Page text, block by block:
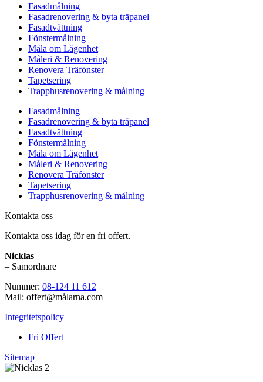
Fasadmålning
Fasadrenovering & byta träpanel
Fasadtvättning
Fönstermålning
Måla om Lägenhet
Måleri & Renovering
Renovera Träfönster
Tapetsering
Trapphusrenovering & målning
Fasadmålning
Fasadrenovering & byta träpanel
Fasadtvättning
Fönstermålning
Måla om Lägenhet
Måleri & Renovering
Renovera Träfönster
Tapetsering
Trapphusrenovering & målning
Kontakta oss
Kontakta oss idag för en fri offert.
Nicklas
– Samordnare
Nummer: 08-124 11 612
Mail: offert@målarna.com
Integritetspolicy
Fri Offert
Sitemap